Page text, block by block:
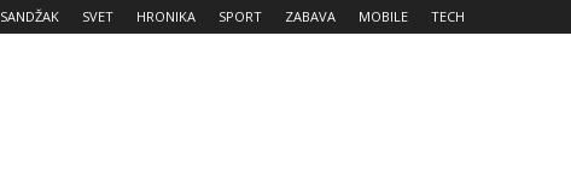
SANDŽAK SVET HRONIKA SPORT ZABAVA MOBILE TECH